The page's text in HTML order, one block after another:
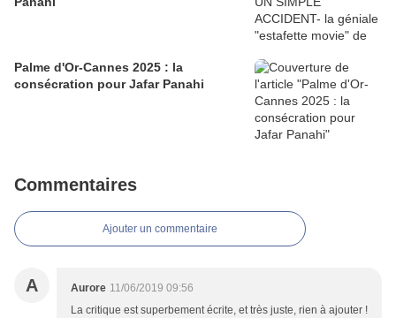
Palme d'Or-Cannes 2025 : la
consécration pour Jafar Panahi
Commentaires
Ajouter un commentaire
A Aurore 11/06/2019 09:56
La critique est superbement écrite, et très juste, rien à ajouter !